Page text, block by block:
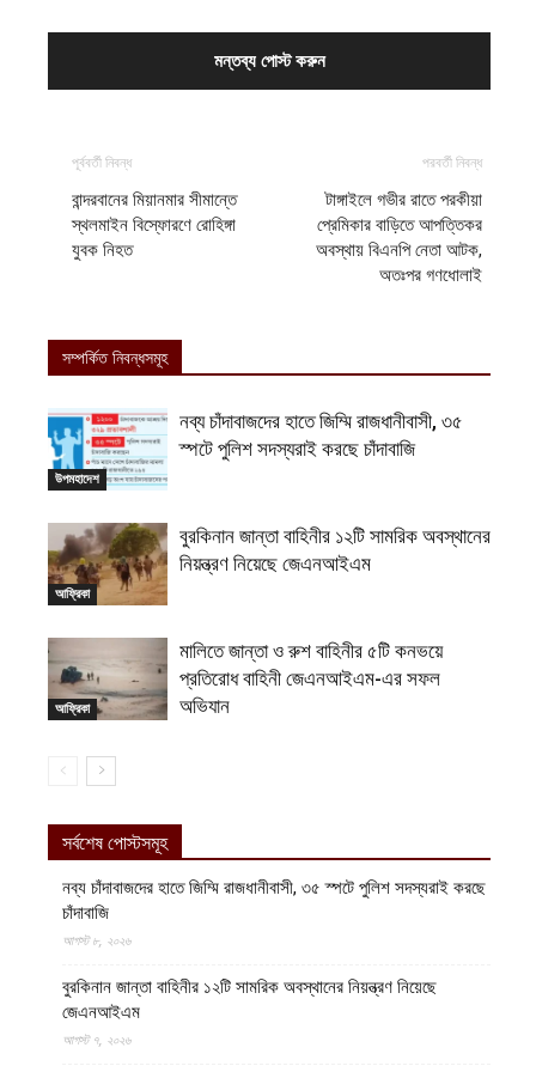
পূর্ববর্তী নিবন্ধ
‎বান্দরবানের মিয়ানমার সীমান্তে
স্থলমাইন বিস্ফোরণে রোহিঙ্গা
যুবক নিহত
পরবর্তী নিবন্ধ
‎টাঙ্গাইলে গভীর রাতে পরকীয়া
প্রেমিকার বাড়িতে আপত্তিকর
অবস্থায় বিএনপি নেতা আটক,
অতঃপর গণধোলাই
সম্পর্কিত নিবন্ধসমূহ
উপমহাদেশ
নব্য চাঁদাবাজদের হাতে জিম্মি রাজধানীবাসী, ৩৫
স্পটে পুলিশ সদস্যরাই করছে চাঁদাবাজি
আফ্রিকা
বুরকিনান জান্তা বাহিনীর ১২টি সামরিক অবস্থানের
নিয়ন্ত্রণ নিয়েছে জেএনআইএম
আফ্রিকা
মালিতে জান্তা ও রুশ বাহিনীর ৫টি কনভয়ে
প্রতিরোধ বাহিনী জেএনআইএম-এর সফল
অভিযান
সর্বশেষ পোস্টসমূহ
নব্য চাঁদাবাজদের হাতে জিম্মি রাজধানীবাসী, ৩৫ স্পটে পুলিশ সদস্যরাই করছে
চাঁদাবাজি
আগস্ট ৮, ২০২৬
বুরকিনান জান্তা বাহিনীর ১২টি সামরিক অবস্থানের নিয়ন্ত্রণ নিয়েছে
জেএনআইএম
আগস্ট ৭, ২০২৬